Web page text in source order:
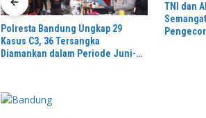
TNI dan Aliansi Solokanjeruk
Semangat Gotong Royong
Pengecoran Jembatan Beton
Garuda Perintis
Sinergi
Agenda